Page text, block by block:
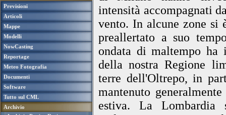
Previsioni
Articoli
Mappe
Modelli
NowCasting
Reportage
Meteo Fotografia
Documenti
Software
Tutto sul CML
Archivio
intensità accompagnati
vento. In alcune zone si
preallertato a suo
ondata di maltempo ha
della nostra Regione
terre dell'Oltrepo, in
mantenuto
estiva. La